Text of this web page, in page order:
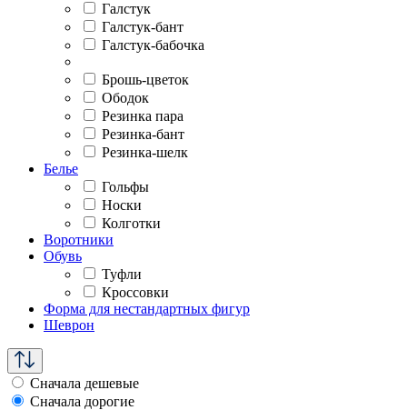
Галстук
Галстук-бант
Галстук-бабочка
Брошь-цветок
Ободок
Резинка пара
Резинка-бант
Резинка-шелк
Белье
Гольфы
Носки
Колготки
Воротники
Обувь
Туфли
Кроссовки
Форма для нестандартных фигур
Шеврон
Сначала дешевые
Сначала дорогие